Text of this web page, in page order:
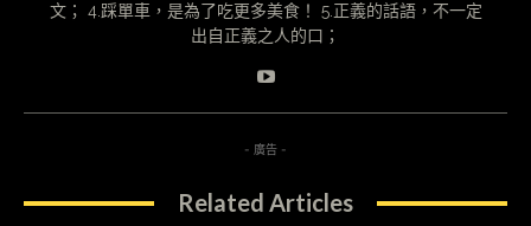
文； 4.踩單車，是為了吃更多美食！ 5.正義的話語，不一定
出自正義之人的口；
- 廣告 -
Related Articles